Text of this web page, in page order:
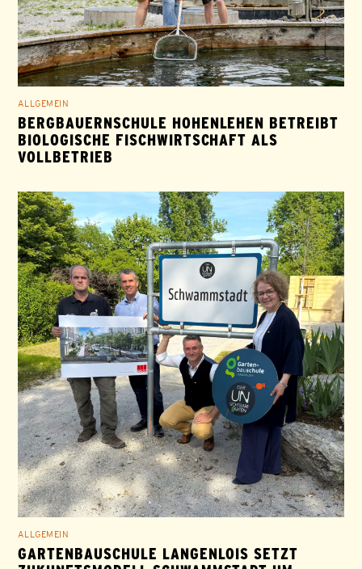
ALLGEMEIN
BERGBAUERNSCHULE HOHENLEHEN BETREIBT
BIOLOGISCHE FISCHWIRTSCHAFT ALS
VOLLBETRIEB
ALLGEMEIN
GARTENBAUSCHULE LANGENLOIS SETZT